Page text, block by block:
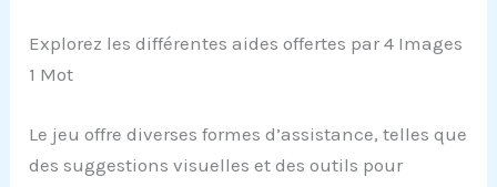
Explorez les différentes aides offertes par 4 Images
1 Mot
Le jeu offre diverses formes d’assistance, telles que
des suggestions visuelles et des outils pour